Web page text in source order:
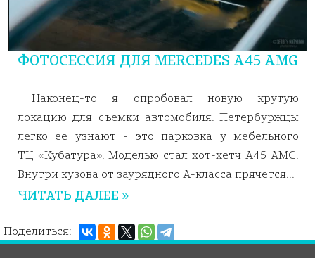
ФОТОСЕССИЯ ДЛЯ MERCEDES A45 AMG
Наконец-то я опробовал новую крутую
локацию для съемки автомобиля. Петербуржцы
легко ее узнают - это парковка у мебельного
ТЦ «Кубатура». Моделью стал хот-хетч A45 AMG.
Внутри кузова от заурядного А-класса прячется...
ЧИТАТЬ ДАЛЕЕ »
Поделиться: